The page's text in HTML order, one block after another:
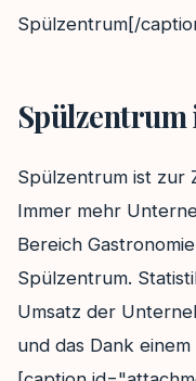
Spülzentrum[/
Spülzentrum
Spülzentrum ist zur
Immer mehr
Bereich
Spülzentrum.
Umsatz der
und das Dank